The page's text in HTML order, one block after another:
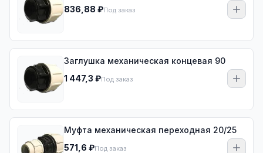
836,88 ₽Под заказ
Заглушка механическая концевая 90
1 447,3 ₽Под заказ
Муфта механическая переходная 20/25
571,6 ₽Под заказ